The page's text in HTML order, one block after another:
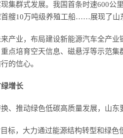
集群式发展。我国首条时速600公
艘10万吨级养殖工船……展现了山
产业，布局建设新能源汽车全产
点培育空天信息、磁悬浮等示范
的信心。
增长
、推动绿色低碳高质量发展，山东
标，大力通过能源结构转型和绿